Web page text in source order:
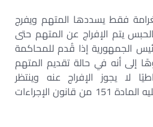
فقط يسددها المتهم ويفرج
يتم الإفراج عن المتهم حتى
الجمهورية إذا قُدم للمحاكمة
إلى أنه في حالة تقديم المتهم
لا يجوز الإفراج عنه وينتظر
التصديق؛ وفق ما نصت عليه المادة 151 من قانون الإجراءات